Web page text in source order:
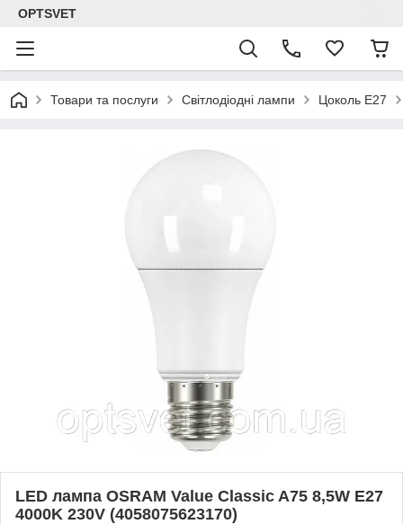
OPTSVET
Товари та послуги Світлодіодні лампи Цоколь E27
LED лампа OSRAM Value Classic A75 8,5W E27
4000K 230V (4058075623170)